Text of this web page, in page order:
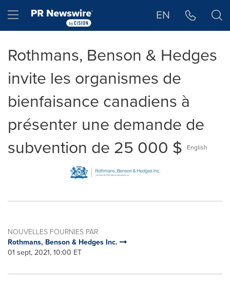
Hamburger menu EN
Rothmans, Benson & Hedges
invite les organismes de
bienfaisance canadiens à
présenter une demande de
subvention de 25 000 $
English
NOUVELLES FOURNIES PAR
Rothmans, Benson & Hedges Inc.
01 sept, 2021, 10:00 ET